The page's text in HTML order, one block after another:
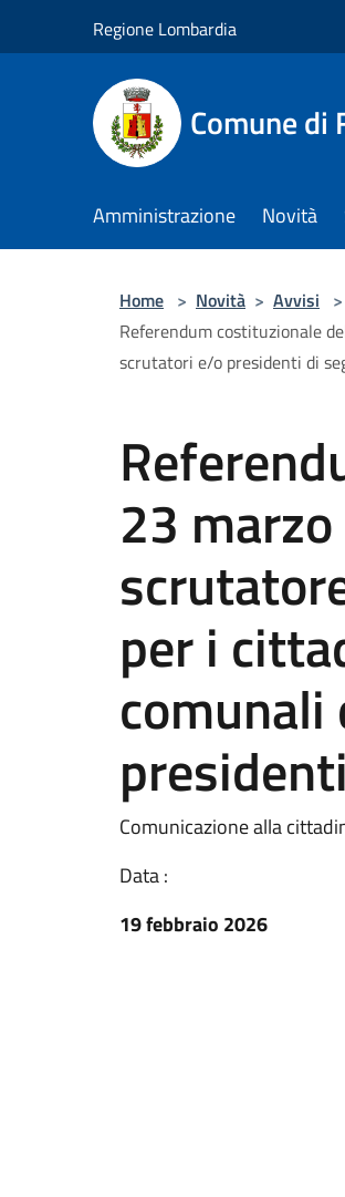
Regione Lombardia
Comune di
Amministrazione Novità
Home > Novità > Avvisi >
Referendum costituzionale
scrutatori e/o presidenti di
23
per i
Comunicazione alla
Data :
19 febbraio 2026